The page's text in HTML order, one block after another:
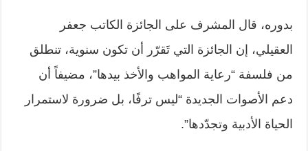
بدوره، قال المشرف على الجائزة الكاتب جعفر
العقيلي، إن الجائزة التي تَقرّر أن تكون سنوية، تنطلق
من فلسفة “رعاية المواهب والأخذ بيدها”، مضيفاً أن
دعم الأصوات الجديدة “ليس ترفًا، بل ضرورة لاستمرار
الحياة الأدبية وتجدّدها”.